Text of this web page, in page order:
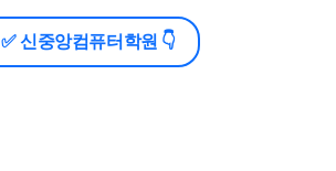
✅ 신중앙컴퓨터학원 👇